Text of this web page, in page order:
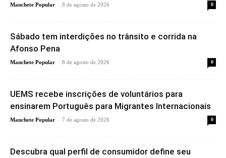
Manchete Popular - 8 de agosto de 2026 0
Sábado tem interdições no trânsito e corrida na
Afonso Pena
Manchete Popular - 8 de agosto de 2026 0
UEMS recebe inscrições de voluntários para
ensinarem Português para Migrantes Internacionais
Manchete Popular - 7 de agosto de 2026 0
Descubra qual perfil de consumidor define seu